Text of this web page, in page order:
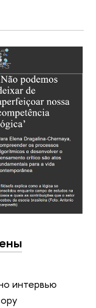
интервью